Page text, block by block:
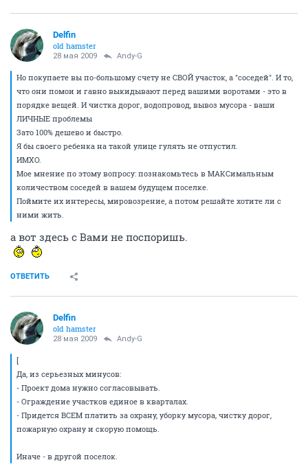
Delfin
old hamster
28 мая 2009 Andy-G
Но покупаете вы по-большому счету не СВОЙ участок, а "соседей". И то,
что они помои и гавно выкидывают перед вашими воротами - это в
порядке вещей. И чистка дорог, водопровод, вывоз мусора - ваши
ЛИЧНЫЕ проблемы
Зато 100% дешево и быстро.
Я бы своего ребенка на такой улице гулять не отпустил.
ИМХО.
Мое мнение по этому вопросу: познакомьтесь в МАКСимальным
количеством соседей в вашем будущем поселке.
Поймите их интересы, мировозрение, а потом решайте хотите ли с
ними жить.
а вот здесь с Вами не поспоришь.
ОТВЕТИТЬ
Delfin
old hamster
28 мая 2009 Andy-G
[
Да, из серьезных минусов:
- Проект дома нужно согласовывать.
- Ограждение участков единое в кварталах.
- Придется ВСЕМ платить за охрану, уборку мусора, чистку дорог,
пожарную охрану и скорую помощь.
Иначе - в другой поселок.